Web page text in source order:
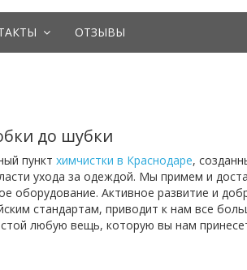
ОТЗЫВЫ
до шубки
пункт химчистки в Краснодаре,
ухода за одеждой. Мы примем и
оборудование. Активное развитие и
стандартам, приводит к нам все
любую вещь, которую вы нам